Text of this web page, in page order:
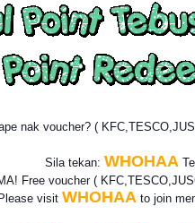
nak voucher? (
Sila tekan: WHOHAA
Free voucher (
Please visit WHOHAAto join